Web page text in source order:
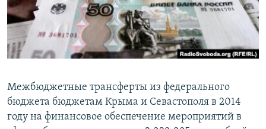
ПОБЕДИТЕЛЕЙ НЕ СУДЯТ?
КРЫМ.НЕПОКОРЕННЫЙ
ELIFBE
ПРИСОЕДИНЯЙТЕСЬ!
Все сайты RFE/RL
Межбюджетные трансферты из федерального
бюджета бюджетам Крыма и Севастополя в 2014
году на финансовое обеспечение мероприятий в